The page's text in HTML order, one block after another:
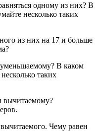
одному из них? В
несколько таких
из них на 17 и больше
В каком
таких
вычитаемому?
Чему равен